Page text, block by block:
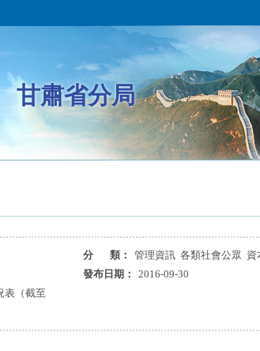
甘肅省分局
分 類：
管理資訊 各類社會公眾 資
發布日期：
2016-09-30
表（截至